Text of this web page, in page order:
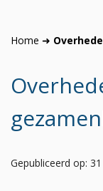
Home ➜
Gepubliceerd op: